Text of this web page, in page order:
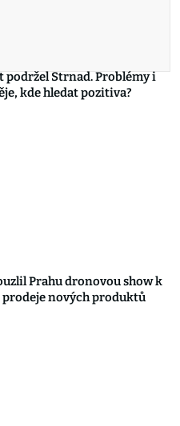
podržel Strnad. Problémy i
kde hledat pozitiva?
Prahu dronovou show k
nových produktů